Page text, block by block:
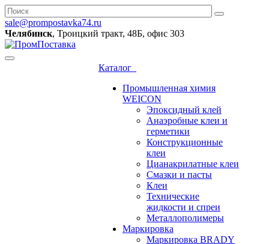
sale@prompostavka74.ru
Челябинск, Троицкий тракт, 48Б, офис 303
Каталог
Промышленная химия
WEICON
Эпоксидный клей
Анаэробные клеи и
герметики
Конструкционные
клеи
Цианакрилатные клеи
Смазки и пасты
Клеи
Технические
жидкости и спреи
Металлополимеры
Маркировка
Маркировка BRADY